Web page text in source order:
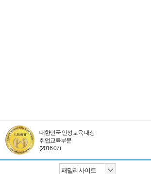
대한민국 인성교육 대상
취업교육부문
(2016.07)